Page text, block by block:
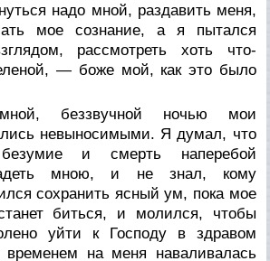
надо мной, раздавить меня,
мое сознание, а я пытался
рассмотреть хоть что-
— боже мой, как это было
беззвучной ночью мои
невыносимыми. Я думал, что
и смерть наперебой
мною, и не знал, кому
сохранить ясный ум, пока мое
биться, и молился, чтобы
уйти к Господу в здравом
временем на меня наваливалась